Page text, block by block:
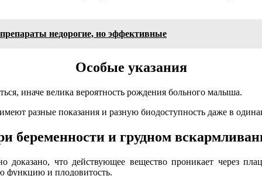
недорогие, но эффективные
Особые указания
иначе велика вероятность рождения больного малыша.
разные показания и разную биодоступность даже в
беременности и грудном
что действующее вещество проникает через
функцию и плодовитость.